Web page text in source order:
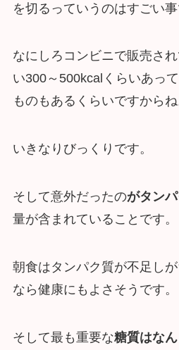
を切るっていうのはすごい事
なにしろコンビニで販売さ
い300～500kcalくらいあっ
ものもあるくらいですからね
いきなりびっくりです。
そして意外だったのがタン
量が含まれていることです。
朝食はタンパク質が不足し
なら健康にもよさそうです。
そして最も重要な糖質はな